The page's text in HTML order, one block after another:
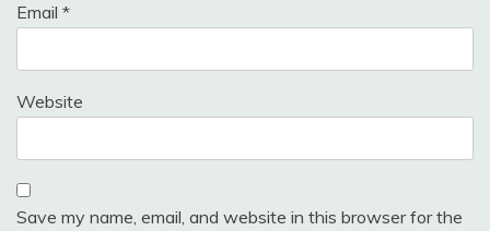
Email *
Website
Save my name, email, and website in this browser for the